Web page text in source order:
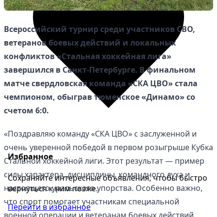
Избранное
Сохраняйте интересные объявления, чтобы быстро
вернуться к ним позже.
Перейти в избранное
Всероссийский турнир среди участников СВО,
ветеранов боевых действий и локальных
конфликтов «Стальная хоккейная лига»
завершился в Санкт-Петербурге. В финальном
матче свердловская команда «СКА ЦВО» стала
чемпионом, обыграв тюменское «Динамо» со
счетом 6:0.
«Поздравляю команду «СКА ЦВО» с заслуженной и
очень уверенной победой в первом розыгрыше Кубка
Стальной хоккейной лиги. Этот результат — пример
силы характера, дисциплины, командного духа и
настоящего уральского упорства. Особенно важно,
что спорт помогает участникам специальной